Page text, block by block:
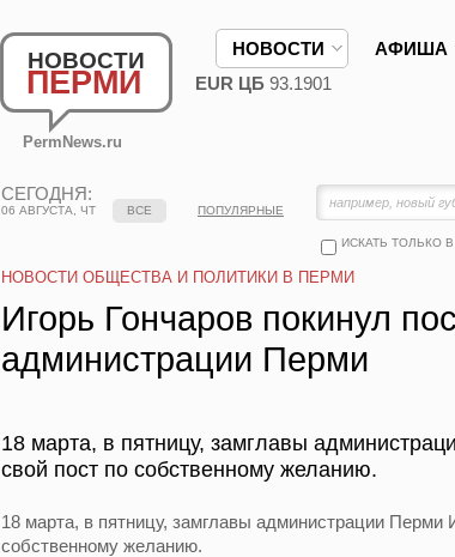
НОВОСТИ
ПЕРМИ
PermNews.ru
НОВОСТИ АФИША
EUR ЦБ 93.1901
СЕГОДНЯ:
06 АВГУСТА, ЧТ
ИСКАТЬ ТОЛЬКО
ВСЕ ПОПУЛЯРНЫЕ
НОВОСТИ ОБЩЕСТВА И ПОЛИТИКИ В ПЕРМИ
Игорь Гончаров покинул
администрации Перми
18 марта, в пятницу, замглавы
свой пост по собственному желанию.
18 марта, в пятницу, замглавы администрации Перми
собственному желанию.